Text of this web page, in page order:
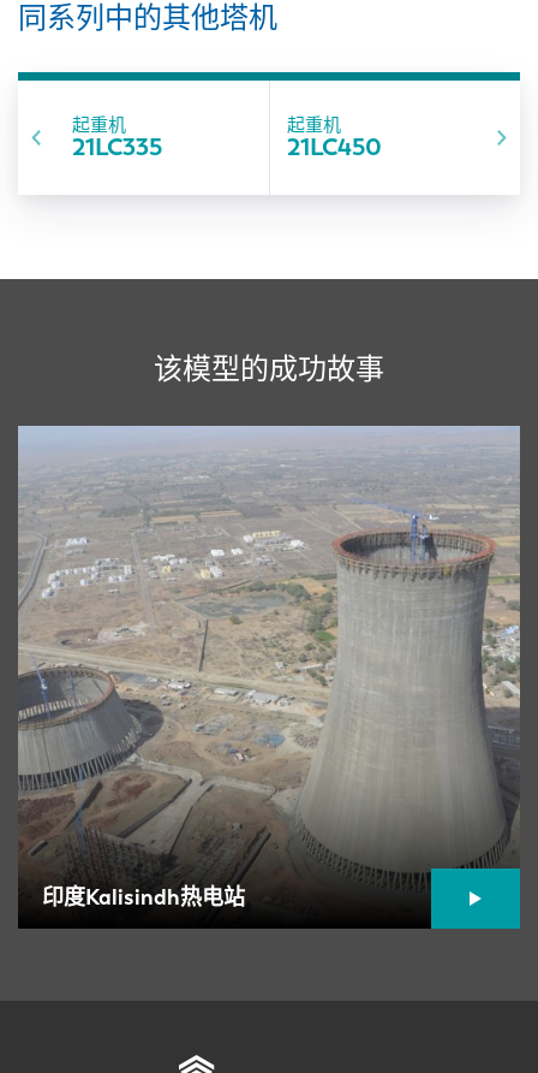
同系列中的其他塔机
起重机
21LC335
起重机
21LC450
该模型的成功故事
印度Kalisindh热电站